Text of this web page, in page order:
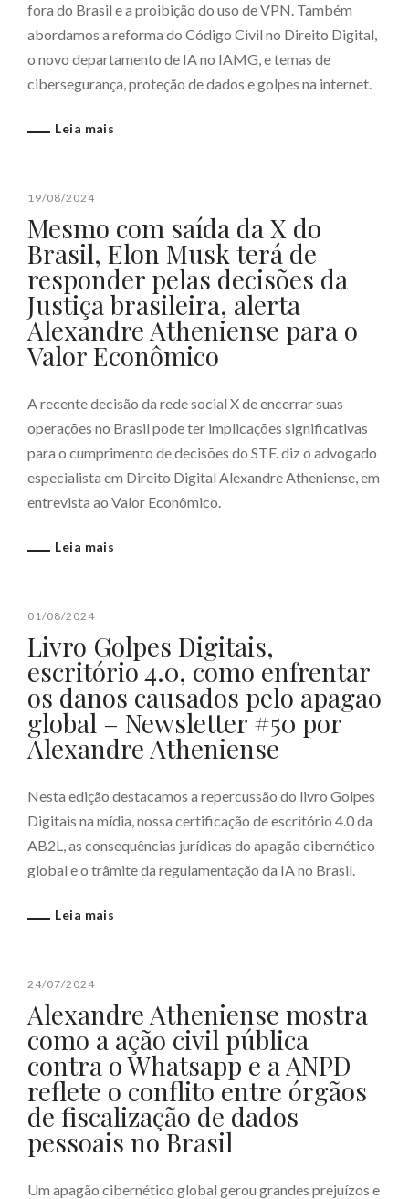
fora do Brasil e a proibição do uso de VPN. Também
abordamos a reforma do Código Civil no Direito Digital,
o novo departamento de IA no IAMG, e temas de
cibersegurança, proteção de dados e golpes na internet.
Leia mais
19/08/2024
Mesmo com saída da X do
Brasil, Elon Musk terá de
responder pelas decisões da
Justiça brasileira, alerta
Alexandre Atheniense para o
Valor Econômico
A recente decisão da rede social X de encerrar suas
operações no Brasil pode ter implicações significativas
para o cumprimento de decisões do STF. diz o advogado
especialista em Direito Digital Alexandre Atheniense, em
entrevista ao Valor Econômico.
Leia mais
01/08/2024
Livro Golpes Digitais,
escritório 4.0, como enfrentar
os danos causados pelo apagao
global – Newsletter #50 por
Alexandre Atheniense
Nesta edição destacamos a repercussão do livro Golpes
Digitais na mídia, nossa certificação de escritório 4.0 da
AB2L, as consequências jurídicas do apagão cibernético
global e o trâmite da regulamentação da IA no Brasil.
Leia mais
24/07/2024
Alexandre Atheniense mostra
como a ação civil pública
contra o Whatsapp e a ANPD
reflete o conflito entre órgãos
de fiscalização de dados
pessoais no Brasil
Um apagão cibernético global gerou grandes prejuízos e